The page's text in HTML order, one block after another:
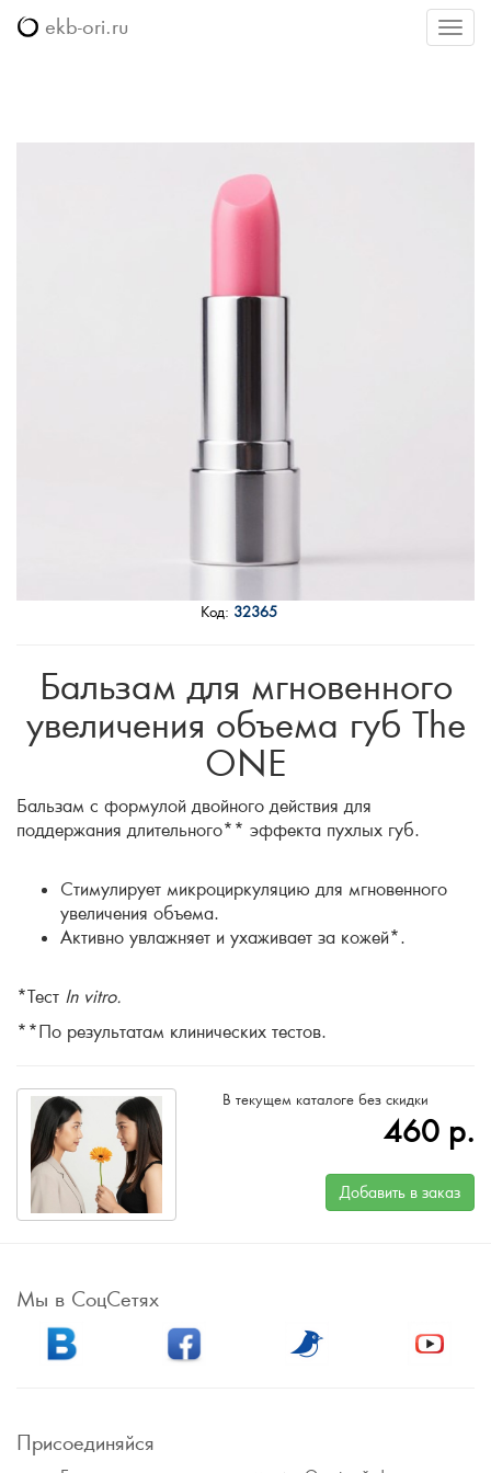
Меню
ekb-ori.ru
Код: 32365
Бальзам для мгновенного
увеличения объема губ The
ONE
Бальзам с формулой двойного действия для
поддержания длительного** эффекта пухлых губ.
Стимулирует микроциркуляцию для мгновенного
увеличения объема.
Активно увлажняет и ухаживает за кожей*.
*Тест In vitro.
**По результатам клинических тестов.
В текущем каталоге без скидки
460 р.
Добавить в заказ
Мы в СоцСетях
Присоединяйся